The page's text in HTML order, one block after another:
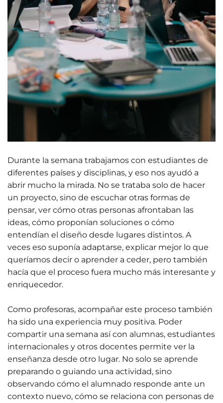
Durante la semana trabajamos con estudiantes de
diferentes países y disciplinas, y eso nos ayudó a
abrir mucho la mirada. No se trataba solo de hacer
un proyecto, sino de escuchar otras formas de
pensar, ver cómo otras personas afrontaban las
ideas, cómo proponían soluciones o cómo
entendían el diseño desde lugares distintos. A
veces eso suponía adaptarse, explicar mejor lo que
queríamos decir o aprender a ceder, pero también
hacía que el proceso fuera mucho más interesante y
enriquecedor.
Como profesoras, acompañar este proceso también
ha sido una experiencia muy positiva. Poder
compartir una semana así con alumnas, estudiantes
internacionales y otros docentes permite ver la
enseñanza desde otro lugar. No solo se aprende
preparando o guiando una actividad, sino
observando cómo el alumnado responde ante un
contexto nuevo, cómo se relaciona con personas de